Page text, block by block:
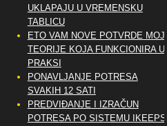
UKLAPAJU U VREMENSKU
TABLICU
ETO VAM NOVE POTVRDE MOJE
TEORIJE KOJA FUNKCIONIRA U
PRAKSI
PONAVLJANJE POTRESA
SVAKIH 12 SATI
PREDVIĐANJE I IZRAČUN
POTRESA PO SISTEMU IKEEPS